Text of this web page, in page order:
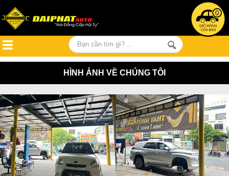
0
HÌNH ẢNH VỀ CHÚNG TÔI